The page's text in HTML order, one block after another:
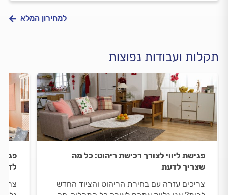
למחירון המלא
תקלות ועבודות נפוצות
פגישת ליווי לצורך רכישת ריהוט: כל מה
שצריך לדעת
צריכים עזרה עם בחירת הריהוט והציוד החדש